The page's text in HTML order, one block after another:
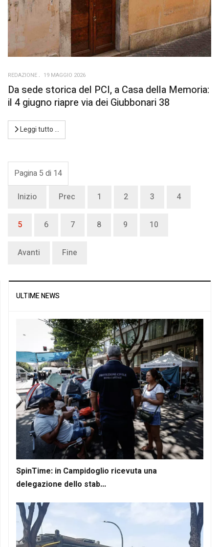
REDAZIONE 19 MAGGIO 2026
Da sede storica del PCI, a Casa della Memoria:
il 4 giugno riapre via dei Giubbonari 38
Leggi tutto …
Pagina 5 di 14
Inizio
Prec 1 2 3 4
5 6 7 8 9 10
Avanti Fine
ULTIME NEWS
SpinTime: in Campidoglio ricevuta una
delegazione dello stab...